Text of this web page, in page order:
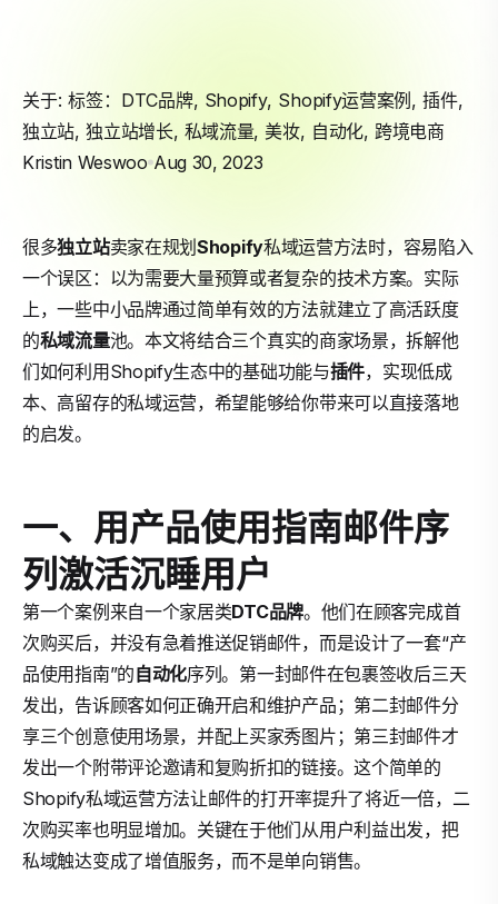
关于: 标签： DTC品牌, Shopify, Shopify运营案例 ,插件,
独立站,独立站增长, 私域流量,美妆, 自动化, 跨境电商
Kristin Weswoo Aug 30, 2023
很多独立站卖家在规划Shopify私域运营方法时，容易陷入
一个误区：以为需要大量预算或者复杂的技术方案。实际
上，一些中小品牌通过简单有效的方法就建立了高活跃度
的私域流量池。本文将结合三个真实的商家场景，拆解他
们如何利用Shopify生态中的基础功能与插件，实现低成
本、高留存的私域运营，希望能够给你带来可以直接落地
的启发。
一、用产品使用指南邮件序
列激活沉睡用户
第一个案例来自一个家居类DTC品牌。他们在顾客完成首
次购买后，并没有急着推送促销邮件，而是设计了一套“产
品使用指南”的自动化序列。第一封邮件在包裹签收后三天
发出，告诉顾客如何正确开启和维护产品；第二封邮件分
享三个创意使用场景，并配上买家秀图片；第三封邮件才
发出一个附带评论邀请和复购折扣的链接。这个简单的
Shopify私域运营方法让邮件的打开率提升了将近一倍，二
次购买率也明显增加。关键在于他们从用户利益出发，把
私域触达变成了增值服务，而不是单向销售。